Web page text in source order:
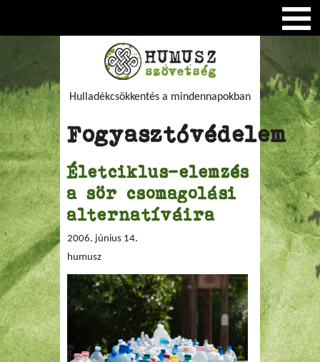
Hulladékcsökkentés a mindennapokban
Fogyasztóvédelem
Életciklus-elemzés
a sör csomagolási
alternatíváira
2006. június 14.
humusz